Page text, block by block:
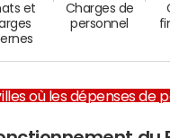
et
Charges de
personnel
où les dépenses de